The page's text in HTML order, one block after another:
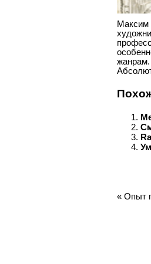
Максим
жанрам.
« Опыт